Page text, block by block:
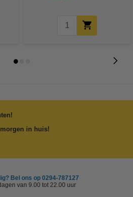
in huis!
Bel ons op 0294-787127
van 9.00 tot 22.00 uur